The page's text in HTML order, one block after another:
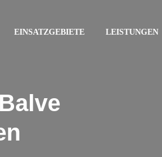
EINSATZGEBIETE LEISTUNGEN